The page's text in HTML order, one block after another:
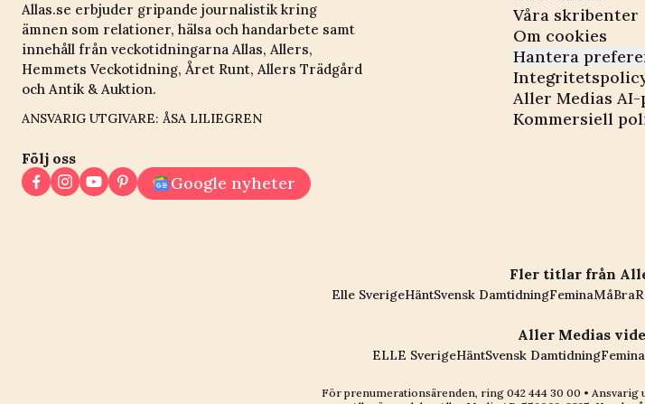
Allas.se erbjuder gripande journalistik kring
ämnen som relationer, hälsa och handarbete samt
innehåll från veckotidningarna Allas, Allers,
Hemmets Veckotidning, Året Runt, Allers Trädgård
och Antik & Auktion.
ANSVARIG UTGIVARE: ÅSA LILIEGREN
Följ oss
Google nyheter
Våra skribenter
Om cookies
Hantera
Aller Medias
Kommersiell
Fler titlar från
Elle SverigeHäntSvensk DamtidningFeminaMåBra
Aller Medias
ELLE SverigeHäntSvensk DamtidningFemina
För prenumerationsärenden, ring 042 444 30 00 •